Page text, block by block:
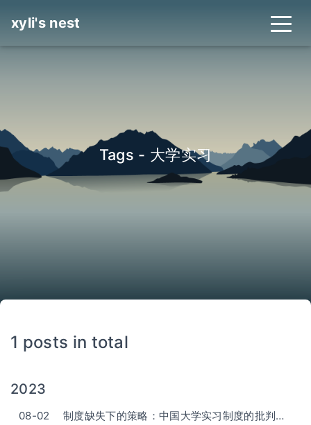
xyli's nest
Tags - 大学实习
1 posts in total
2023
08-02 制度缺失下的策略：中国大学实习制度的批判与解析